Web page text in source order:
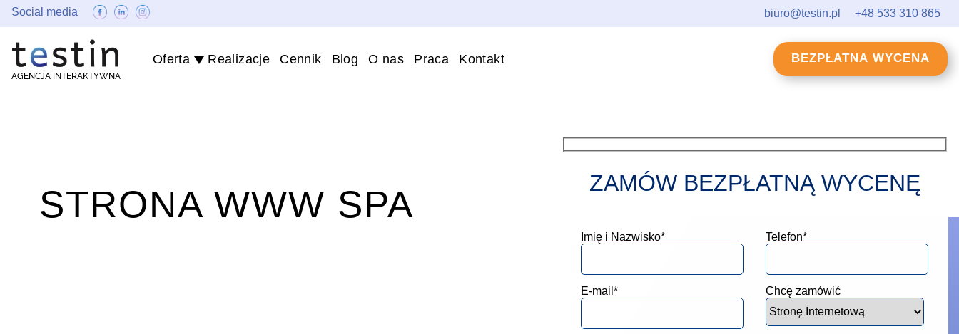
Social media biuro@testin.pl +48 533 310 865
AGENCJA INTERAKTYWNA
Oferta Realizacje Cennik Blog O nas Praca Kontakt BEZPŁATNA WYCENA
STRONA WWW SPA ZAMÓW BEZPŁATNĄ WYCENĘ
Imię i Nazwisko* Telefon*
E-mail* Chcę zamówić